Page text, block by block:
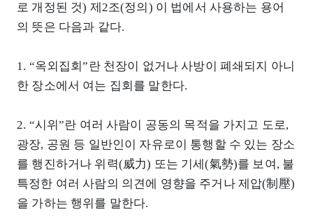
로 개정된 것) 제2조(정의) 이 법에서 사용하는 용어
의 뜻은 다음과 같다.
1. “옥외집회”란 천장이 없거나 사방이 폐쇄되지 아니
한 장소에서 여는 집회를 말한다.
2. “시위”란 여러 사람이 공동의 목적을 가지고 도로,
광장, 공원 등 일반인이 자유로이 통행할 수 있는 장소
를 행진하거나 위력(威力) 또는 기세(氣勢)를 보여, 불
특정한 여러 사람의 의견에 영향을 주거나 제압(制壓)
을 가하는 행위를 말한다.